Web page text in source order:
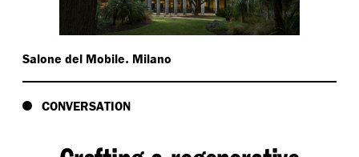
Salone del Mobile. Milano
CONVERSATION